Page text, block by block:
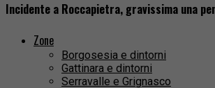
Incidente a Roccapietra, gravissima una
Zone
Borgosesia e dintorni
Gattinara e dintorni
Serravalle e Grignasco